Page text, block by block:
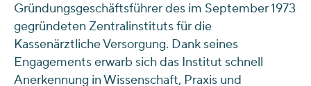
Gründungsgeschäftsführer des im September 1973
gegründeten Zentralinstituts für die
Kassenärztliche Versorgung. Dank seines
Engagements erwarb sich das Institut schnell
Anerkennung in Wissenschaft, Praxis und